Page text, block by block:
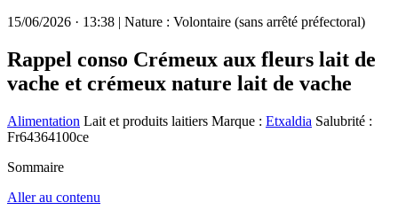
15/06/2026 · 13:38 | Nature : Volontaire (sans arrêté préfectoral)
Rappel conso Crémeux aux fleurs lait de
vache et crémeux nature lait de vache
Alimentation Lait et produits laitiers Marque : Etxaldia Salubrité :
Fr64364100ce
Sommaire
Aller au contenu